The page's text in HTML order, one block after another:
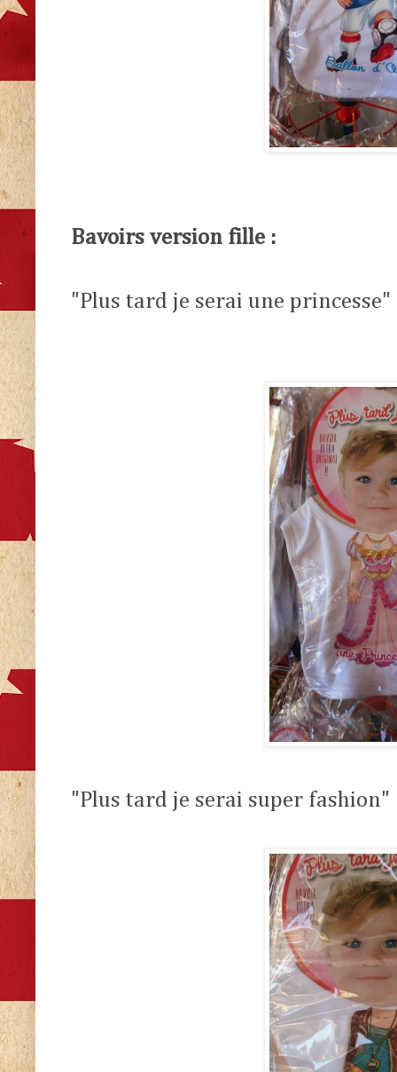
Bavoirs version fille :
"Plus tard je serai une princesse"
"Plus tard je serai super fashion"